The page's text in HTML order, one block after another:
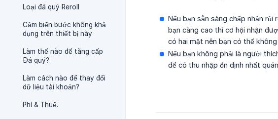
Loại đá quý Reroll
Cảm biến bước không khả
dụng trên thiết bị này
Làm thế nào để tăng cấp
Đá quý?
Làm cách nào để thay đổi
dữ liệu tài khoản?
Phí & Thuế.
Nếu bạn sẵn sàng chấp nhận
bạn càng cao thì cơ hội nhận
có hai mặt nên bạn có thể
Nếu bạn không phải là người
để có thu nhập ổn định nhất